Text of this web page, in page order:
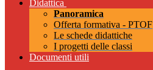
Didattica
Panoramica
Offerta formativa - PTOF
Le schede didattiche
I progetti delle classi
Documenti utili